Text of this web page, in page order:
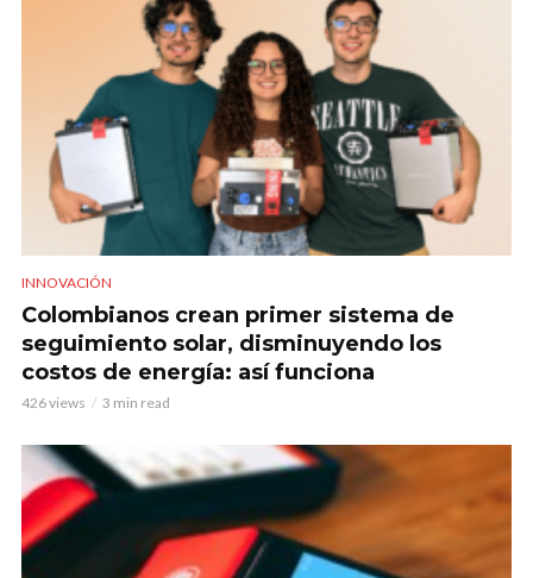
INNOVACIÓN
Colombianos crean primer sistema de
seguimiento solar, disminuyendo los
costos de energía: así funciona
426 views 3 min read